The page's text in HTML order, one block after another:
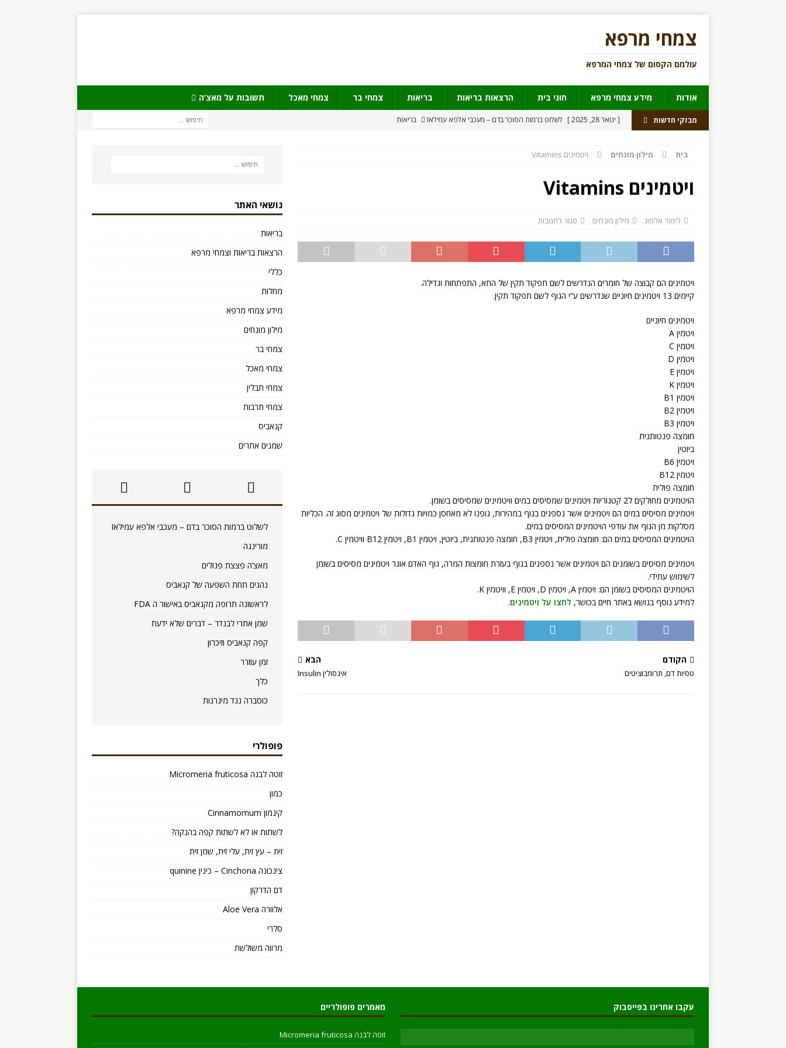
צמחי מרפא
עולמם הקסום של צמחי המרפא
אודות מידע צמחי מרפא חוגי בית הרצאות בריאות בריאות צמחי בר צמחי מאכל תשובות על מאצ’ה
מבזקי חדשות [ ינואר 28, 2025 ] לשלוט ברמות הסוכר בדם – מעכבי אלפא עמילאז
בריאות
[ יוני 17, 2021 ]
מאצ’ה פצצת פנולים
נהגים תחת השפעה של קנאביס
בית מילון מונחים ויטמינים Vitamins
ויטמינים Vitamins
לימור אלמוג מילון מונחים סגור לתגובות
ויטמינים הם קבוצה של חומרים הנדרשים לשם תפקוד תקין של התא, התפתחות וגדילה.
קיימים 13 ויטמינים חיוניים שנדרשים ע”י הגוף לשם תפקוד תקין.
ויטמינים חיוניים
ויטמין A
ויטמין C
ויטמין D
ויטמין E
ויטמין K
ויטמין B1
ויטמין B2
ויטמין B3
חומצה פנטותנית
ביוטין
ויטמין B6
ויטמין B12
חומצה פולית
הויטמינים מחולקים ל2 קטגוריות ויטמינים שמסיסים במים וויטמינים שמסיסים בשומן.
ויטמינים מסיסים במים הם ויטמינים אשר נספגים בגוף במהירות, גופנו לא מאחסן כמויות גדולות של ויטמינים מסוג זה. הכליות
מסלקות מן הגוף את עודפי הויטמינים המסיסים במים.
הויטמינים המסיסים במים הם: חומצה פולית, ויטמין B3, חומצה פנטותנית, ביוטין, ויטמין B1, ויטמין B12 וויטמין C.
ויטמינים מסיסים בשומנים הם ויטמינים אשר נספגים בגוף בעזרת חומצות המרה, גוף האדם אוגר ויטמינים מסיסים בשומן
לשימוש עתידי.
הויטמינים המסיסים בשומן הם: ויטמין A, ויטמין D, ויטמין E, וויטמין K.
למידע נוסף בנושא באתר חיים בכושר, לחצו על ויטמינים.
הקודם
טסיות דם, תרומבוציטים
הבא
אינסולין Insulin
נושאי האתר
בריאות
הרצאות בריאות וצמחי מרפא
כללי
מחלות
מידע צמחי מרפא
מילון מונחים
צמחי בר
צמחי מאכל
צמחי תבלין
צמחי תרבות
קנאביס
שמנים אתרים
לשלוט ברמות הסוכר בדם – מעכבי אלפא עמילאז
מורינגה
מאצ’ה פצצת פנולים
נהגים תחת השפעה של קנאביס
לראשונה תרופה מקנאביס באישור ה FDA
שמן אתרי לבנדר – דברים שלא ידעת
קפה קנאביס וזיכרון
זמן עוזרר
כלך
כוסברה נגד מיגרנות
פופולרי
זוטה לבנה Micromeria fruticosa
כמון
קינמון Cinnamomum
לשתות או לא לשתות קפה בהנקה?
זית – עץ זית, עלי זית, שמן זית
צינכונה Cinchona – כינין quinine
דם הדרקון
אלוורה Aloe Vera
סלרי
מרווה משולשת
עקבו אחרינו בפייסבוק מאמרים פופולריים
זוטה לבנה Micromeria fruticosa